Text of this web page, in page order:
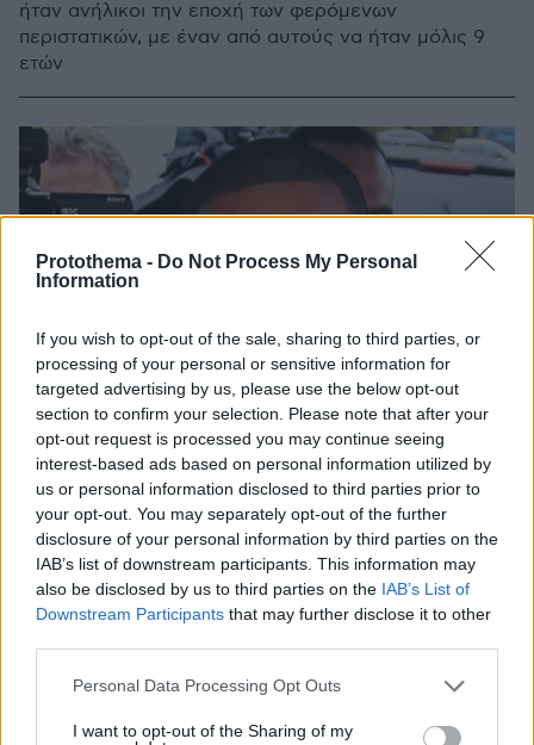
Protothema - Do Not Process My Personal
Information
If you wish to opt-out of the sale, sharing to third parties, or
processing of your personal or sensitive information for
targeted advertising by us, please use the below opt-out
section to confirm your selection. Please note that after your
opt-out request is processed you may continue seeing
interest-based ads based on personal information utilized by
us or personal information disclosed to third parties prior to
your opt-out. You may separately opt-out of the further
disclosure of your personal information by third parties on the
IAB’s list of downstream participants. This information may
also be disclosed by us to third parties on the IAB’s List of
Downstream Participants that may further disclose it to other
Please note that this website/app uses one or more Google
not limited to your visit or usage behaviour. You may click to
Personal Data Processing Opt Outs
I want to opt-out of the Sharing of my
ήταν ανήλικοι την εποχή των φερόμενων
περιστατικών, με έναν από αυτούς να ήταν μόλις 9
ετών
Ο R. Kelly απαιτεί να αναιρεθεί η καταδίκη του για
σεξουαλική κακοποίηση ανηλίκων
Ο ράπερ ισχυρίζεται ότι οι φερόμενες πράξεις του
30.07.2024, 12:06